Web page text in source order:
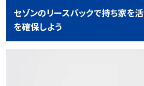
セゾンのリースバックで持ち家を
を確保しよう